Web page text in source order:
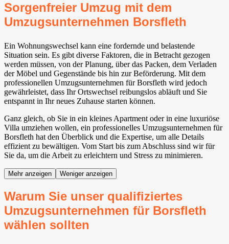
Sorgenfreier Umzug mit dem
Umzugsunternehmen Borsfleth
Ein Wohnungswechsel kann eine fordernde und belastende
Situation sein. Es gibt diverse Faktoren, die in Betracht gezogen
werden müssen, von der Planung, über das Packen, dem Verladen
der Möbel und Gegenstände bis hin zur Beförderung. Mit dem
professionellen Umzugsunternehmen für Borsfleth wird jedoch
gewährleistet, dass Ihr Ortswechsel reibungslos abläuft und Sie
entspannt in Ihr neues Zuhause starten können.
Ganz gleich, ob Sie in ein kleines Apartment oder in eine luxuriöse
Villa umziehen wollen, ein professionelles Umzugsunternehmen für
Borsfleth hat den Überblick und die Expertise, um alle Details
effizient zu bewältigen. Vom Start bis zum Abschluss sind wir für
Sie da, um die Arbeit zu erleichtern und Stress zu minimieren.
Mehr anzeigen Weniger anzeigen
Warum Sie unser qualifiziertes
Umzugsunternehmen für Borsfleth
wählen sollten